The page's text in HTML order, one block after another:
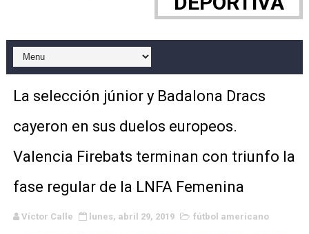
WWE NXT - Myles Borne y Tavion Heights ponen fin
Canadian Football League 2026 - Week 10
EFA y AFLE 2026 - Regular season
La selección júnior y Badalona Dracs
cayeron en sus duelos europeos.
Valencia Firebats terminan con triunfo la
fase regular de la LNFA Femenina
Víctor Calle lunes, abril 29, 2019 fútbol americano